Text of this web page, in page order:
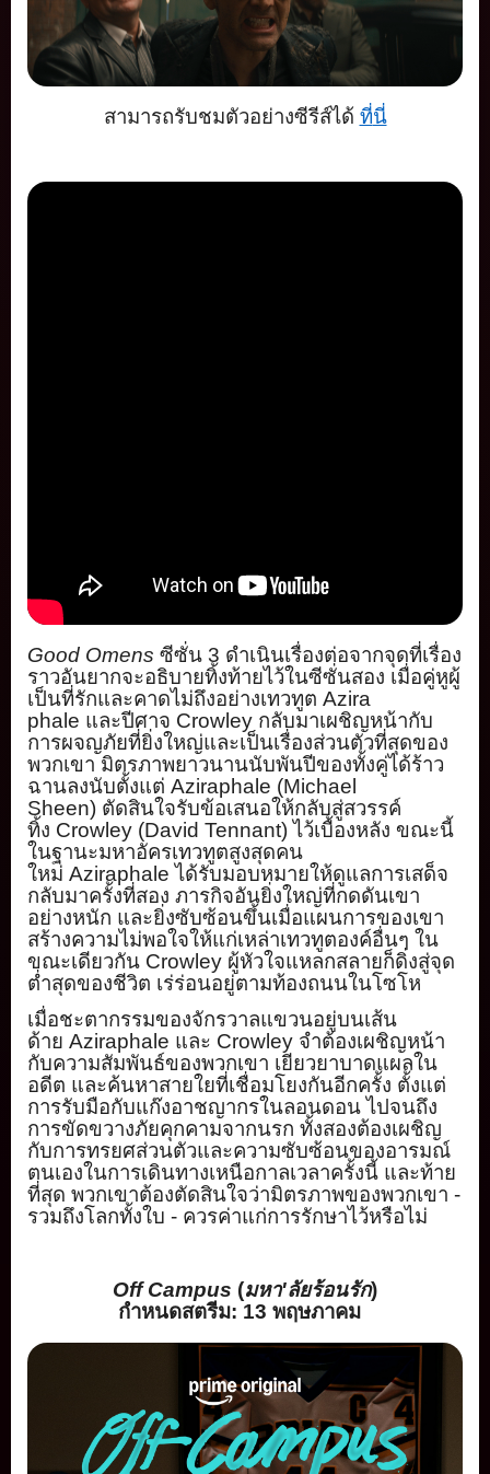
สามารถรับชมตัวอย่างซีรีส์ได้ ที่นี่
Good Omens ซีซั่น 3 ดำเนินเรื่องต่อจากจุดที่เรื่อง
ราวอันยากจะอธิบายทิ้งท้ายไว้ในซีซั่นสอง เมื่อคู่หูผู้
เป็นที่รักและคาดไม่ถึงอย่างเทวทูต Azira
phale และปีศาจ Crowley กลับมาเผชิญหน้ากับ
การผจญภัยที่ยิ่งใหญ่และเป็นเรื่องส่วนตัวที่สุดของ
พวกเขา มิตรภาพยาวนานนับพันปีของทั้งคู่ได้ร้าว
ฉานลงนับตั้งแต่ Aziraphale (Michael
Sheen) ตัดสินใจรับข้อเสนอให้กลับสู่สวรรค์
ทิ้ง Crowley (David Tennant)ไว้เบื้องหลัง ขณะนี้
ในฐานะมหาอัครเทวทูตสูงสุดคน
ใหม่ Aziraphaleได้รับมอบหมายให้ดูแลการเสด็จ
กลับมาครั้งที่สอง ภารกิจอันยิ่งใหญ่ที่กดดันเขา
อย่างหนัก และยิ่งซับซ้อนขึ้นเมื่อแผนการของเขา
สร้างความไม่พอใจให้แก่เหล่าเทวทูตองค์อื่นๆ ใน
ขณะเดียวกัน Crowley ผู้หัวใจแหลกสลายก็ดิ่งสู่จุด
ต่ำสุดของชีวิต เร่ร่อนอยู่ตามท้องถนนในโซโห
เมื่อชะตากรรมของจักรวาลแขวนอยู่บนเส้น
ด้าย Aziraphale และ Crowley จำต้องเผชิญหน้า
กับความสัมพันธ์ของพวกเขา เยียวยาบาดแผลใน
อดีต และค้นหาสายใยที่เชื่อมโยงกันอีกครั้ง ตั้งแต่
การรับมือกับแก๊งอาชญากรในลอนดอน ไปจนถึง
การขัดขวางภัยคุกคามจากนรก ทั้งสองต้องเผชิญ
กับการทรยศส่วนตัวและความซับซ้อนของอารมณ์
ตนเองในการเดินทางเหนือกาลเวลาครั้งนี้ และท้าย
ที่สุด พวกเขาต้องตัดสินใจว่ามิตรภาพของพวกเขา -
รวมถึงโลกทั้งใบ - ควรค่าแก่การรักษาไว้หรือไม่
Off Campus (มหา'ลัยร้อนรัก)
กำหนดสตรีม: 13 พฤษภาคม